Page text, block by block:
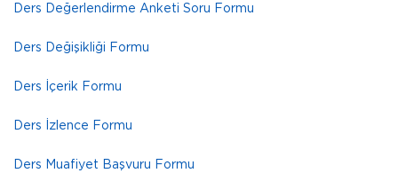
Ders Değerlendirme Anketi Soru Formu
Ders Değişikliği Formu
Ders İçerik Formu
Ders İzlence Formu
Ders Muafiyet Başvuru Formu